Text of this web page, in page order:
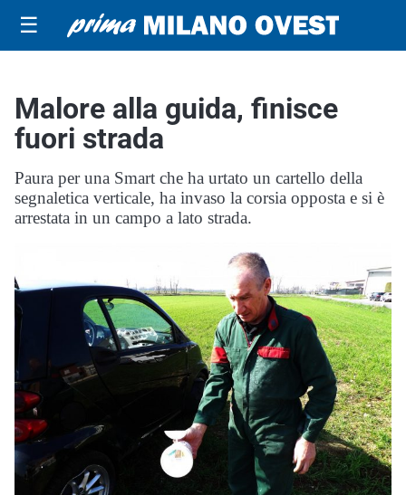
☰
Malore alla guida, finisce
fuori strada
Paura per una Smart che ha urtato un cartello della
segnaletica verticale, ha invaso la corsia opposta e si è
arrestata in un campo a lato strada.